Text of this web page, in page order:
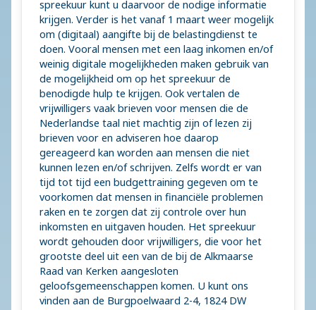
spreekuur kunt u daarvoor de nodige informatie
krijgen. Verder is het vanaf 1 maart weer mogelijk
om (digitaal) aangifte bij de belastingdienst te
doen. Vooral mensen met een laag inkomen en/of
weinig digitale mogelijkheden maken gebruik van
de mogelijkheid om op het spreekuur de
benodigde hulp te krijgen. Ook vertalen de
vrijwilligers vaak brieven voor mensen die de
Nederlandse taal niet machtig zijn of lezen zij
brieven voor en adviseren hoe daarop
gereageerd kan worden aan mensen die niet
kunnen lezen en/of schrijven. Zelfs wordt er van
tijd tot tijd een budgettraining gegeven om te
voorkomen dat mensen in financiële problemen
raken en te zorgen dat zij controle over hun
inkomsten en uitgaven houden. Het spreekuur
wordt gehouden door vrijwilligers, die voor het
grootste deel uit een van de bij de Alkmaarse
Raad van Kerken aangesloten
geloofsgemeenschappen komen. U kunt ons
vinden aan de Burgpoelwaard 2-4, 1824 DW